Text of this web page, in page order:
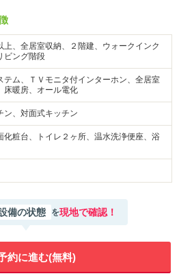
上、全居室収納、２階建、ウォークインク
ビング階段
テム、ＴＶモニタ付インターホン、全居室
床暖房、オール電化
ン、対面式キッチン
化粧台、トイレ２ヶ所、温水洗浄便座、浴
備の状態 を現地で確認！
約に進む(無料)